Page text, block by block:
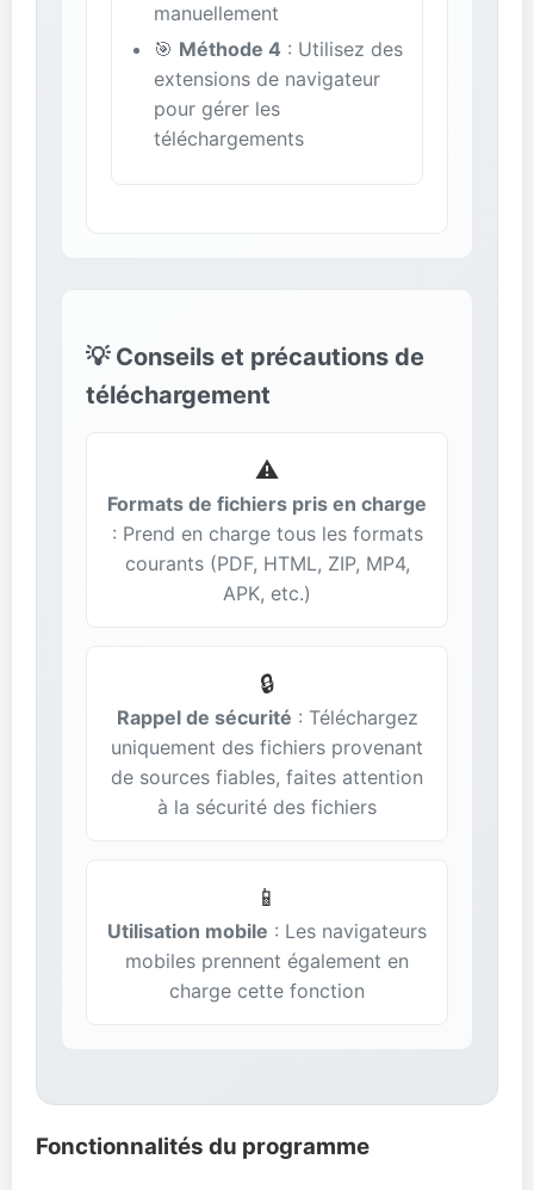
manuellement
🎯 Méthode 4 : Utilisez des
extensions de navigateur
pour gérer les
téléchargements
💡 Conseils et précautions de
téléchargement
⚠️
Formats de fichiers pris en charge
: Prend en charge tous les formats
courants (PDF, HTML, ZIP, MP4,
APK, etc.)
🔒
Rappel de sécurité : Téléchargez
uniquement des fichiers provenant
de sources fiables, faites attention
à la sécurité des fichiers
📱
Utilisation mobile : Les navigateurs
mobiles prennent également en
charge cette fonction
Fonctionnalités du programme